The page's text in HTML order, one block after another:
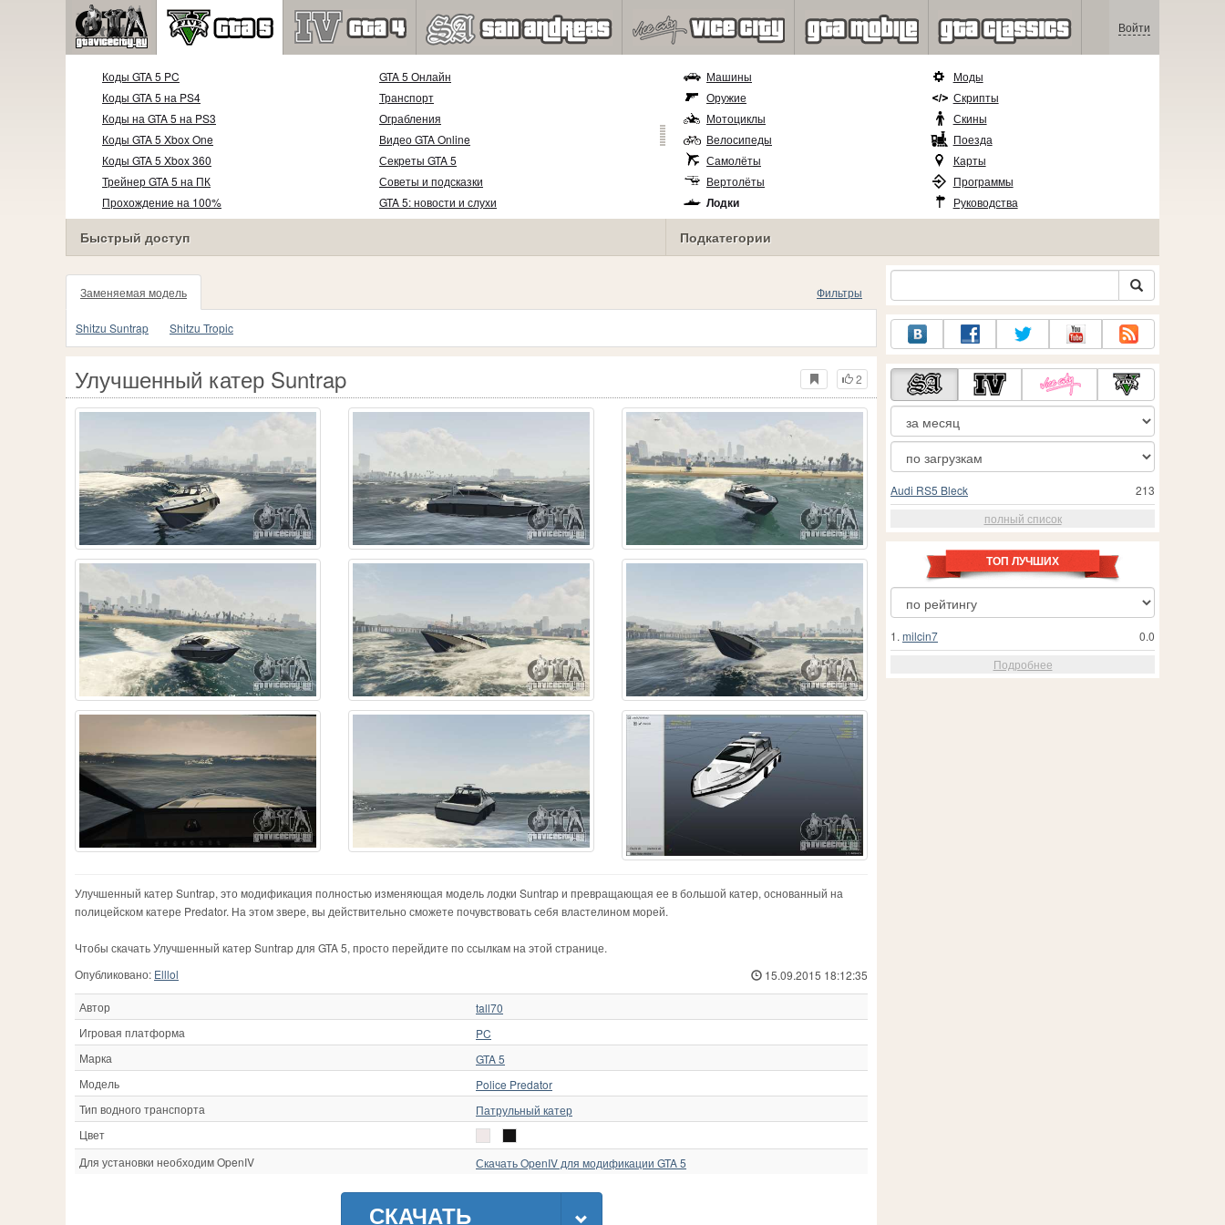
Войти
Коды GTA 5 PC
Коды GTA 5 на PS4
Коды на GTA 5 на PS3
Коды GTA 5 Xbox One
Коды GTA 5 Xbox 360
Трейнер GTA 5 на ПК
Прохождение на 100%
Видео прохождение
GTA 5 Онлайн
Транспорт
Ограбления
Видео GTA Online
Секреты GTA 5
Советы и подсказки
GTA 5: новости и слухи
Быстрый доступ
Машины
Оружие
Мотоциклы
Велосипеды
Самолёты
Вертолёты
Лодки
Прицепы
Моды
Скрипты
Скины
Поезда
Карты
Программы
Руководства
Подкатегории
Заменяемая модель Фильтры
Shitzu Suntrap Shitzu Tropic
2
Улучшенный катер Suntrap
Улучшенный катер Suntrap, это модификация полностью изменяющая модель лодки Suntrap и превращающая ее в большой катер, основанный на
полицейском катере Predator. На этом звере, вы действительно сможете почувствовать себя властелином морей.
Чтобы скачать Улучшенный катер Suntrap для GTA 5, просто перейдите по ссылкам на этой странице.
Опубликовано: Elllol 15.09.2015 18:12:35
Автор
tall70
Игровая платформа
PC
Марка
GTA 5
Модель
Police Predator
Тип водного транспорта
Патрульный катер
Цвет
Для установки необходим OpenIV
Скачать OpenIV для модификации GTA 5
СКАЧАТЬ
213
Audi RS5 Bleck
полный список
ТОП ЛУЧШИХ
0.0
1. milcin7
Подробнее